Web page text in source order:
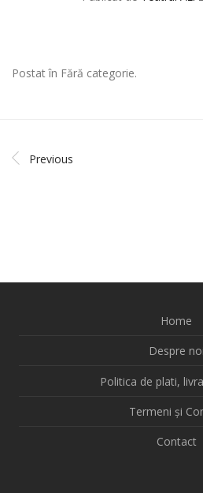
Postat în Fără categorie.
Previous
Home
Despre noi
Politica de plati,
Termeni și
Contact